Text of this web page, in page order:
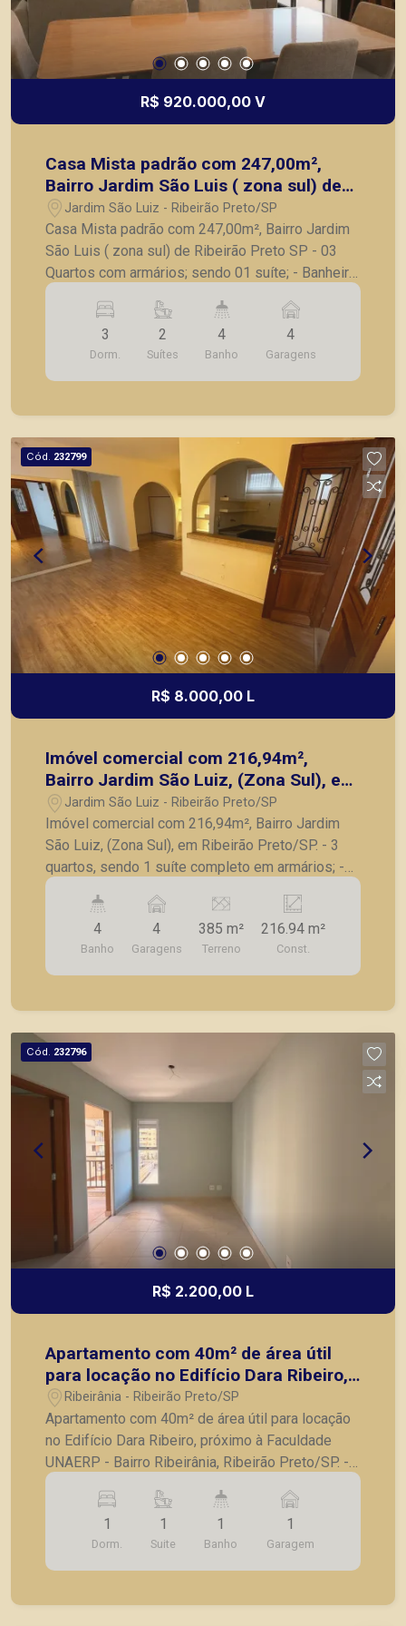
R$ 920.000,00 V
Casa Mista padrão com 247,00m²,
Bairro Jardim São Luis ( zona sul) de
Ribeirão Preto SP
Jardim São Luiz - Ribeirão Preto/SP
Casa Mista padrão com 247,00m², Bairro Jardim
São Luis ( zona sul) de Ribeirão Preto SP - 03
Quartos com armários; sendo 01 suíte; - Banheiro
social; - Sala ampla; - Cozinha com armários, -
Jardim de inverno, - quintal grande, - Completa
em armários; - 04 vagas de garagem. A Piramid
tem como objetivo atender seus clientes com
agilidade e segurança, em locação, vendas de
Preto.
3
Dorm.
2
Suítes
4
Banho
4
Garagens
Cód. 232799
R$ 8.000,00 L
Imóvel comercial com 216,94m²,
Bairro Jardim São Luiz, (Zona Sul), em
Ribeirão Preto/SP.
Jardim São Luiz - Ribeirão Preto/SP
Imóvel comercial com 216,94m², Bairro Jardim
São Luiz, (Zona Sul), em Ribeirão Preto/SP. - 3
quartos, sendo 1 suíte completo em armários; -
Lavabo; - Sala; - Cozinha; - Lavanderia; - Varanda
gourmet com churrasqueira; - Amplo quintal e
corredor lateral; - 4 vagas de garagem recuadas; -
Excelente localização em avenida de grande
fluxo. Também temos imóveis no Nova Aliança,
comerciais localizados na Zona Sul.
4
Banho
4
Garagens
385 m²
Terreno
216.94 m²
Const.
Cód. 232796
R$ 2.200,00 L
Apartamento com 40m² de área útil
para locação no Edifício Dara Ribeiro,
próximo à Faculdade UNAERP - Bairro
Ribeirânia, Ribeirão Preto/SP.
Ribeirânia - Ribeirão Preto/SP
Apartamento com 40m² de área útil para locação
no Edifício Dara Ribeiro, próximo à Faculdade
UNAERP - Bairro Ribeirânia, Ribeirão Preto/SP. -
40m² de área útil; - 1 suíte com armários; - 1 Sala
2 ambientes; - 1 Cozinha e área de serviço
planejadas; - 1 Sacada - 1 vaga de garagem.
Prédio Novo, recém entregue. A Piramid tem
como objetivo atender seus clientes com
1
Dorm.
1
Suite
1
Banho
1
Garagem